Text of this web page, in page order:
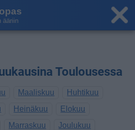
ääriin
Toulousessa
Maaliskuu
Huhtikuu
Heinäkuu
Elokuu
Marraskuu Joulukuu